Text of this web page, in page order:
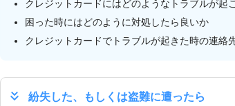
クレジットカードにはどのようなトラブルが起
困った時にはどのように対処したら良いか
クレジットカードでトラブルが起きた時の連絡
紛失した、もしくは盗難に遭ったら